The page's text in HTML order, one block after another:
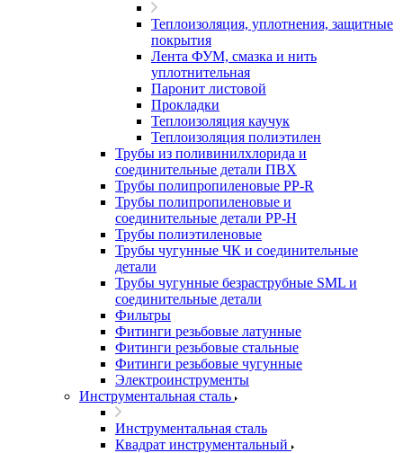
Теплоизоляция, уплотнения, защитные
покрытия
Лента ФУМ, смазка и нить
уплотнительная
Паронит листовой
Прокладки
Теплоизоляция каучук
Теплоизоляция полиэтилен
Трубы из поливинилхлорида и
соединительные детали ПВХ
Трубы полипропиленовые PP-R
Трубы полипропиленовые и
соединительные детали PP-H
Трубы полиэтиленовые
Трубы чугунные ЧК и соединительные
детали
Трубы чугунные безраструбные SML и
соединительные детали
Фильтры
Фитинги резьбовые латунные
Фитинги резьбовые стальные
Фитинги резьбовые чугунные
Электроинструменты
Инструментальная сталь
Инструментальная сталь
Квадрат инструментальный